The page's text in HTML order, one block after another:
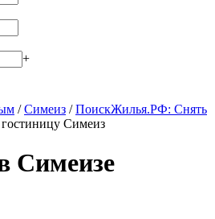
+
/Симеиз /ПоискЖилья.РФ: Снять
Симеиз
Симеизе